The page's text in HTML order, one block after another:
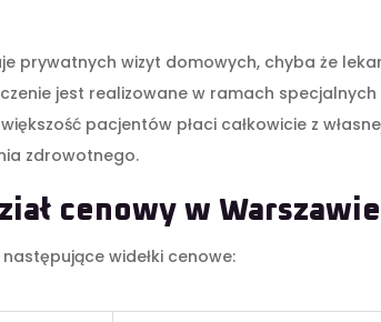
prywatnych wizyt domowych, chyba że
jest realizowane w ramach
pacjentów płaci całkowicie z
zdrowotnego.
cenowy w Warszawie
widełki cenowe: